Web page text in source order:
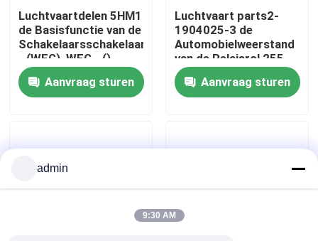
Fabriekstocht
Kwaliteitscontrole
Neem contact met ons op
Vraag een offerte
Luchtvaartdelen 5HM1
de Basisfunctie van de
Schakelaarsschakelaar
- (WEG), WEG - ()
Aanvraag sturen
Luchtvaart parts2-
1904025-3 de
Automobielweerstand
van de Relaisrol 255
Ohms
Aanvraag sturen
admin
9:30 AM